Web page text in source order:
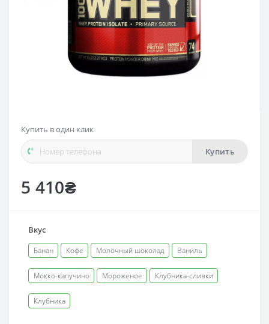
5 410₴
Купить в один клик
Купить
Вкус
Банан Кофе Молочный шоколад Ваниль
Мокко-капучино Мороженое Клубника-сливки
Клубника